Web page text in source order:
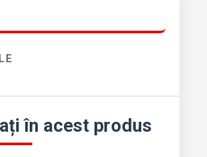
în acest produs